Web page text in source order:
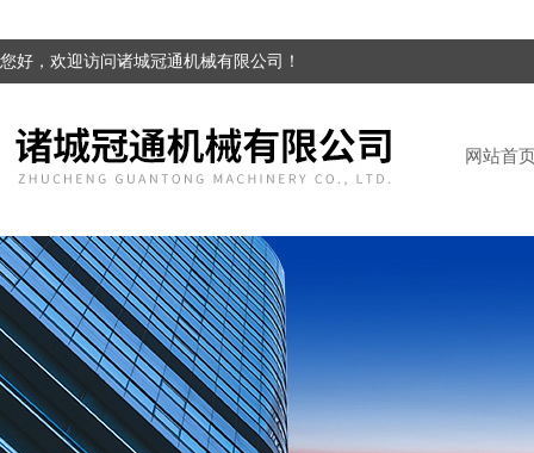
您好，欢迎访问诸城冠通机械有限公司！
网站首